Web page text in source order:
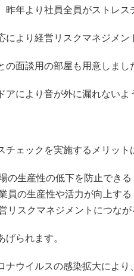
昨年より社員全員がストレス
により経営リスクマネジメン
の面談用の部屋も用意しまし
アにより音が外に漏れないよ
チェックを実施するメリット
の生産性の低下を防止できる
員の生産性や活力が向上する
リスクマネジメントにつなが
げられます。
ナウイルスの感染拡大により